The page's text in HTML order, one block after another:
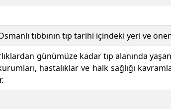
tıbbının tıp tarihi içindeki yeri ve
günümüze kadar tıp alanında
hastalıklar ve halk sağlığı